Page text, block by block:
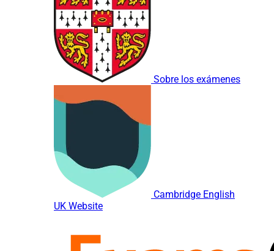
Sobre los exámenes
Cambridge English
UK Website